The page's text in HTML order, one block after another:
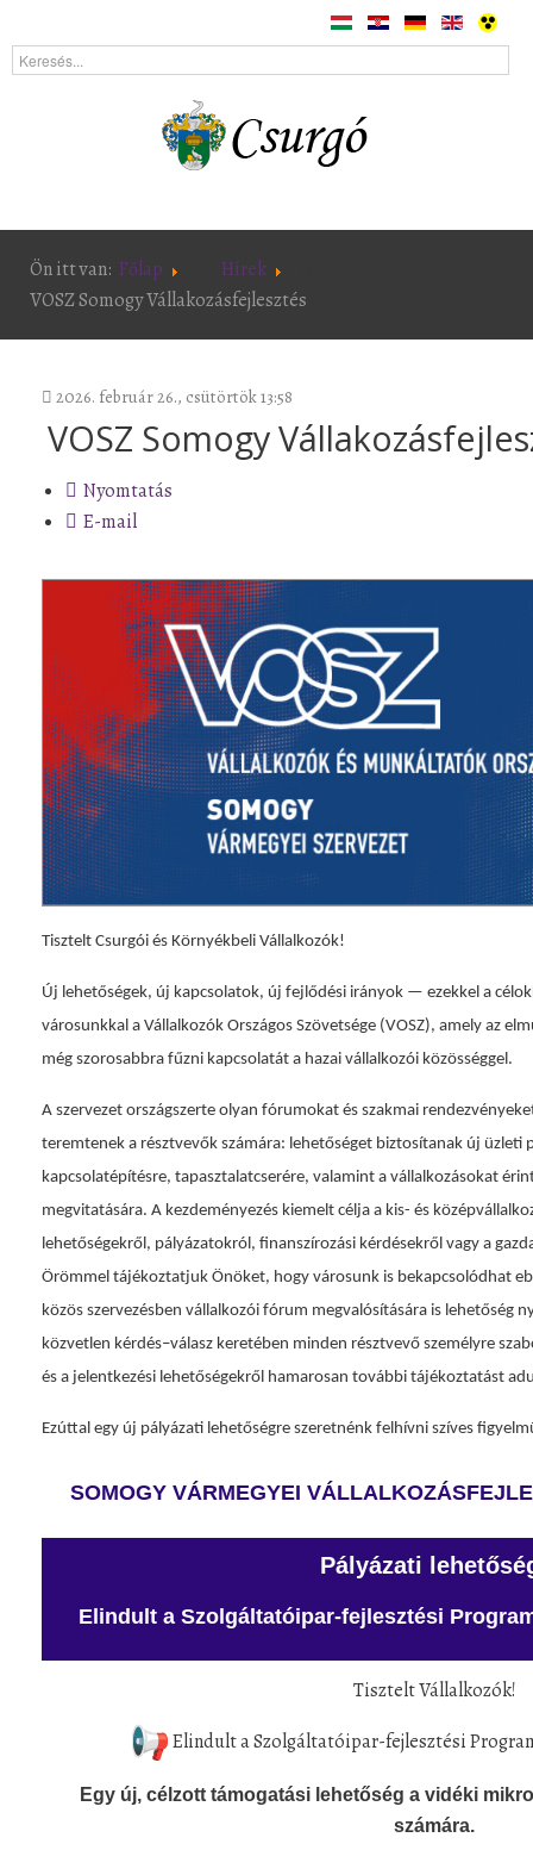
Ön itt van: Főlap
Hírek
VOSZ Somogy Vállakozásfejlesztés
2026. február 26., csütörtök 13:58
VOSZ Somogy
Nyomtatás
E-mail
Tisztelt Csurgói és Környékbeli Vállalkozók!
Új lehetőségek, új kapcsolatok, új fejlődési irányok — ezekkel a
városunkkal a Vállalkozók Országos Szövetsége (VOSZ), amely az
még szorosabbra fűzni kapcsolatát a hazai vállalkozói közösséggel.
A szervezet országszerte olyan fórumokat és szakmai
teremtenek a résztvevők számára: lehetőséget biztosítanak új üzleti
kapcsolatépítésre, tapasztalatcserére, valamint a vállalkozásokat
megvitatására. A kezdeményezés kiemelt célja a kis- és
lehetőségekről, pályázatokról, finanszírozási kérdésekről vagy a
Örömmel tájékoztatjuk Önöket, hogy városunk is bekapcsolódhat
közös szervezésben vállalkozói fórum megvalósítására is lehetőség
közvetlen kérdés–válasz keretében minden résztvevő személyre
és a jelentkezési lehetőségekről hamarosan további tájékoztatást
Ezúttal egy új pályázati lehetőségre szeretnénk felhívni szíves
SOMOGY VÁRMEGYEI
Pályázati
Elindult a Szolgáltatóipar-fejlesztési
Tisztelt Vállalkozók!
Elindult a Szolgáltatóipar-fejlesztési
Egy új, célzott támogatási lehetőség a vidéki
számára.